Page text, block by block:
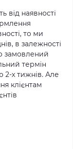
від наявності
то ми
в залежності
замовлений
термін
2-х тижнів. Але
клієнтам